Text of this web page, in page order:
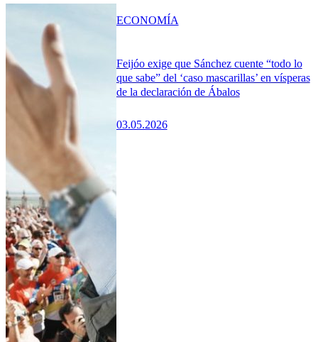
Feijóo exige que Sánchez cuente “todo lo
que sabe” del ‘caso mascarillas’ en vísperas
de la declaración de Ábalos
03.05.2026
ECONOMÍA